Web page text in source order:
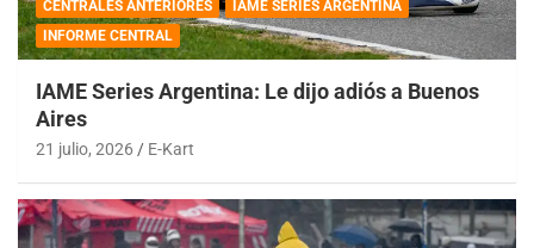
CENTRALES ANTERIORES
IAME SERIES ARGENTINA
INFORME CENTRAL
IAME Series Argentina: Le dijo adiós a Buenos
Aires
21 julio, 2026 E-Kart